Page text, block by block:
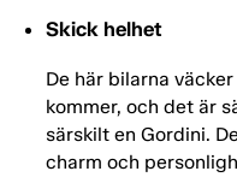
Skick helhet
De här bilarna
kommer, och det är
särskilt en Gordini.
charm och